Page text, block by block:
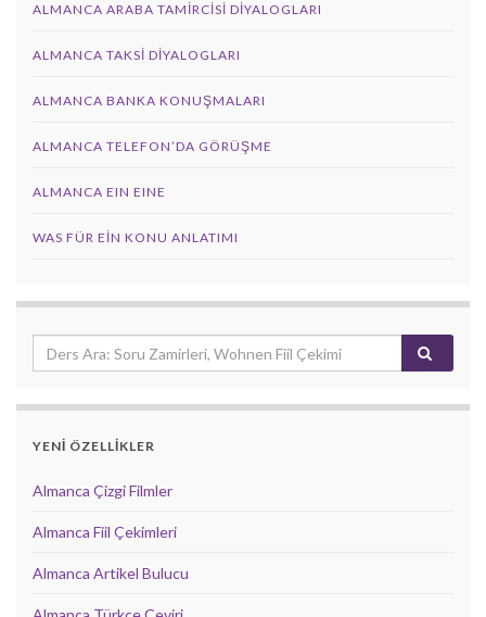
ALMANCA ARABA TAMIRCISI DIYALOGLARI
ALMANCA TAKSI DIYALOGLARI
ALMANCA BANKA KONUŞMALARI
ALMANCA TELEFON’DA GÖRÜŞME
ALMANCA EIN EINE
WAS FÜR EIN KONU ANLATIMI
YENİ ÖZELLİKLER
Almanca Çizgi Filmler
Almanca Fiil Çekimleri
Almanca Artikel Bulucu